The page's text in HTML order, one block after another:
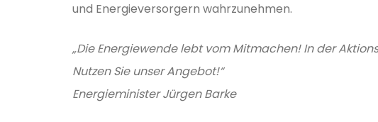
und Energieversorgern wahrzunehmen.
„Die Energiewende lebt vom Mitmachen! In der
Nutzen Sie unser Angebot!“
Energieminister Jürgen Barke